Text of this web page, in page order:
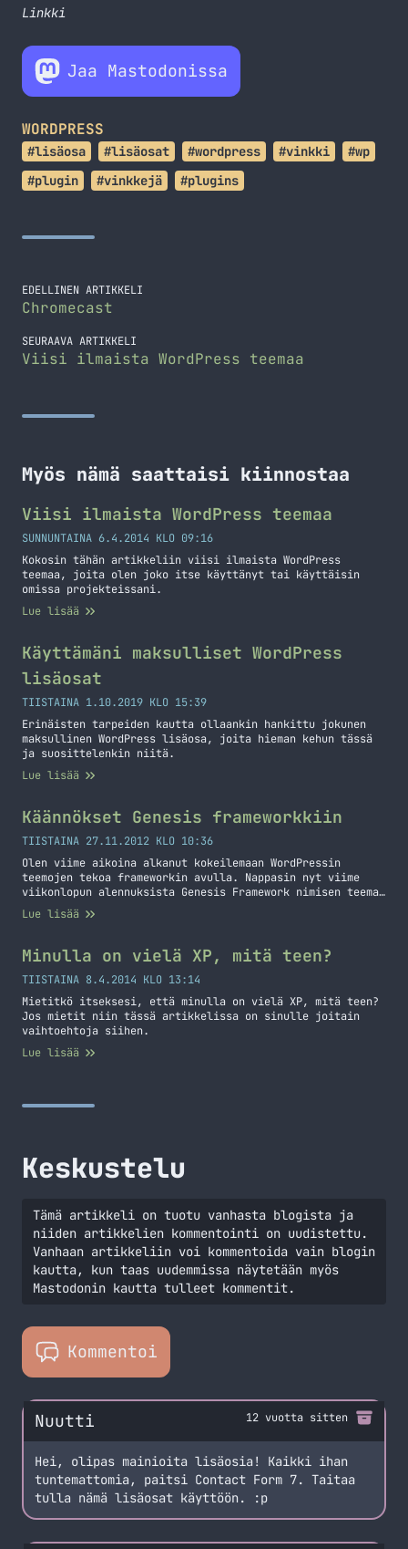
Linkki
Jaa Mastodonissa
WORDPRESS
#lisäosa #lisäosat #wordpress #vinkki
#wp
#plugin
#vinkkejä #plugins
EDELLINEN ARTIKKELI
Chromecast
SEURAAVA ARTIKKELI
Viisi ilmaista WordPress teemaa
Myös nämä saattaisi kiinnostaa
Viisi ilmaista WordPress teemaa
SUNNUNTAINA 6.4.2014 KLO 09:16
Kokosin tähän artikkeliin viisi ilmaista WordPress
teemaa, joita olen joko itse käyttänyt tai käyttäisin
omissa projekteissani.
Lue lisää
Käyttämäni maksulliset WordPress
lisäosat
TIISTAINA 1.10.2019 KLO 15:39
Erinäisten tarpeiden kautta ollaankin hankittu jokunen
maksullinen WordPress lisäosa, joita hieman kehun tässä
ja suosittelenkin niitä.
Lue lisää
Käännökset Genesis frameworkkiin
TIISTAINA 27.11.2012 KLO 10:36
Olen viime aikoina alkanut kokeilemaan WordPressin
teemojen tekoa frameworkin avulla. Nappasin nyt viime
viikonlopun alennuksista Genesis Framework nimisen teema
frameworkin itselleni. Aloin jo ”tee-se-itse” tyyppisesti
kääntämään tuota frameworkkia suomeksi ennen kuin
suomenkieliset käännökset. Tähän olikin pirun helppo
ratkaisu olemassa, asensin nimittäin vain lisäosan. Tässä
on hyvin yksinkertainen ohje:… Jatka lukemista Käännökset
Genesis frameworkkiin
Lue lisää
Minulla on vielä XP, mitä teen?
TIISTAINA 8.4.2014 KLO 13:14
Mietitkö itseksesi, että minulla on vielä XP, mitä teen?
Jos mietit niin tässä artikkelissa on sinulle joitain
vaihtoehtoja siihen.
Lue lisää
Keskustelu
Tämä artikkeli on tuotu vanhasta blogista ja
niiden artikkelien kommentointi on uudistettu.
Vanhaan artikkeliin voi kommentoida vain blogin
kautta, kun taas uudemmissa näytetään myös
Mastodonin kautta tulleet kommentit.
Kommentoi
Nuutti 12 vuotta sitten
Hei, olipas mainioita lisäosia! Kaikki ihan
tuntemattomia, paitsi Contact Form 7. Taitaa
tulla nämä lisäosat käyttöön. :p